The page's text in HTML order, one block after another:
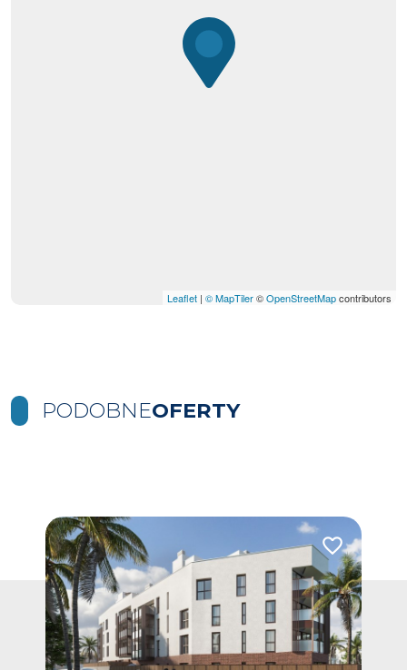
Leaflet | © MapTiler©OpenStreetMapcontributors
PODOBNEOFERTY
Dodaj do ulubionych Dodaj do